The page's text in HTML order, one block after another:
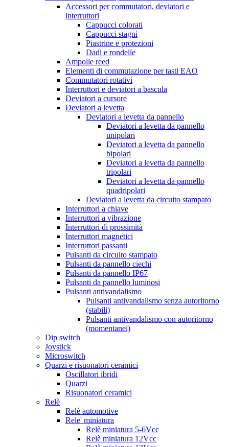
Accessori per commutatori, deviatori e
interruttori
Cappucci colorati
Cappucci stagni
Piastrine e protezioni
Dadi e rondelle
Ampolle reed
Elementi di commutazione per tasti EAO
Commutatori rotativi
Interruttori e deviatori a bascula
Deviatori a cursore
Deviatori a levetta
Deviatori a levetta da pannello
Deviatori a levetta da pannello
unipolari
Deviatori a levetta da pannello
bipolari
Deviatori a levetta da pannello
tripolari
Deviatori a levetta da pannello
quadripolari
Deviatori a levetta da circuito stampato
Interruttori a chiave
Interruttori a vibrazione
Interruttori di prossimità
Interruttori magnetici
Interruttori passanti
Pulsanti da circuito stampato
Pulsanti da pannello ciechi
Pulsanti da pannello IP67
Pulsanti da pannello luminosi
Pulsanti antivandalismo
Pulsanti antivandalismo senza autoritorno
(stabili)
Pulsanti antivandalismo con autoritorno
(momentanei)
Dip switch
Joystick
Microswitch
Quarzi e risuonatori ceramici
Oscillatori ibridi
Quarzi
Risuonatori ceramici
Relè
Relè automotive
Rele' miniatura
Relè miniatura 5-6Vcc
Relè miniatura 12Vcc